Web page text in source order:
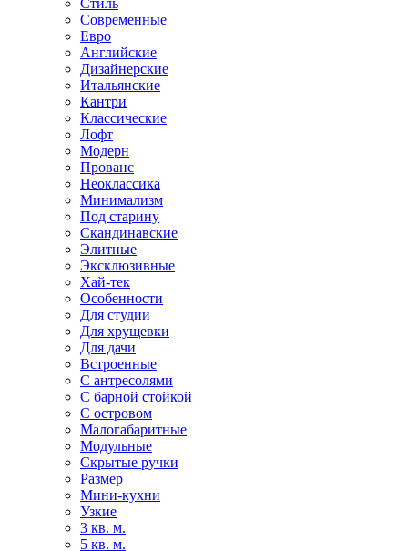
Стиль
Современные
Евро
Английские
Дизайнерские
Итальянские
Кантри
Классические
Лофт
Модерн
Прованс
Неоклассика
Минимализм
Под старину
Скандинавские
Элитные
Эксклюзивные
Хай-тек
Особенности
Для студии
Для хрущевки
Для дачи
Встроенные
С антресолями
С барной стойкой
С островом
Малогабаритные
Модульные
Скрытые ручки
Размер
Мини-кухни
Узкие
3 кв. м.
5 кв. м.